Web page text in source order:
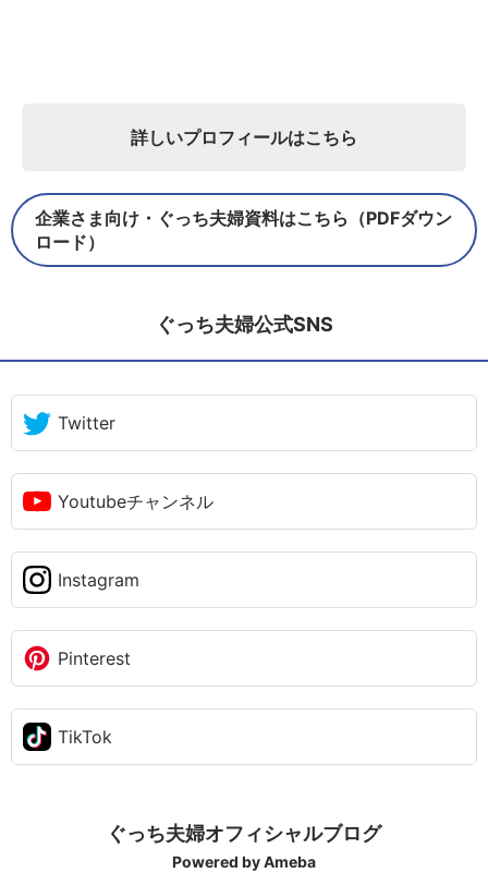
詳しいプロフィールはこちら
企業さま向け・ぐっち夫婦資料はこちら（PDFダウン
ロード）
ぐっち夫婦公式SNS
Twitter
Youtubeチャンネル
Instagram
Pinterest
TikTok
ぐっち夫婦オフィシャルブログ
Powered by Ameba